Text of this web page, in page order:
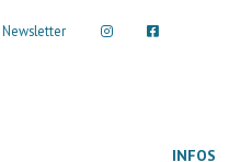
Newsletter
INFOS